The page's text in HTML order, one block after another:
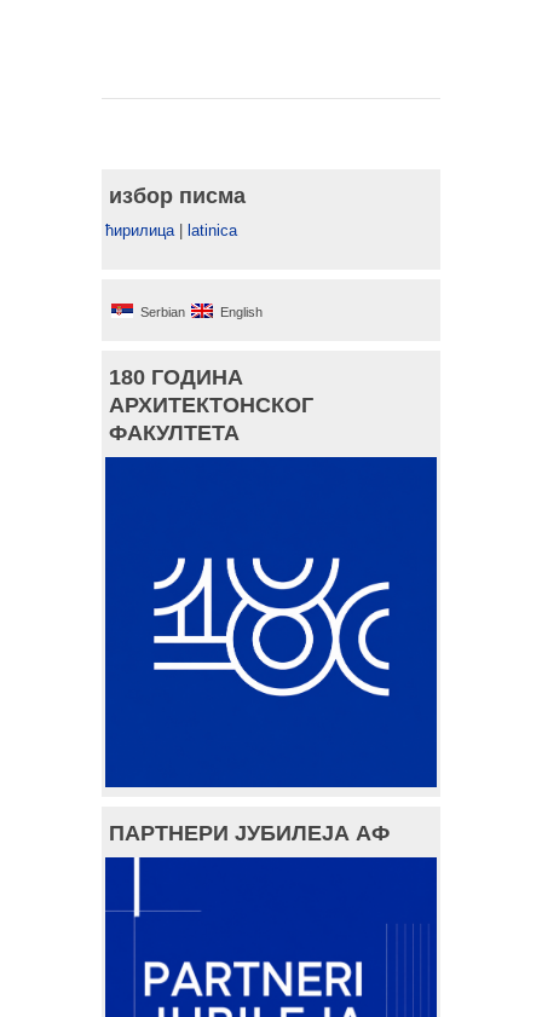
избор писма
ћирилица| latinica
Serbian English
180 ГОДИНА
АРХИТЕКТОНСКОГ
ФАКУЛТЕТА
ПАРТНЕРИ ЈУБИЛЕЈА АФ